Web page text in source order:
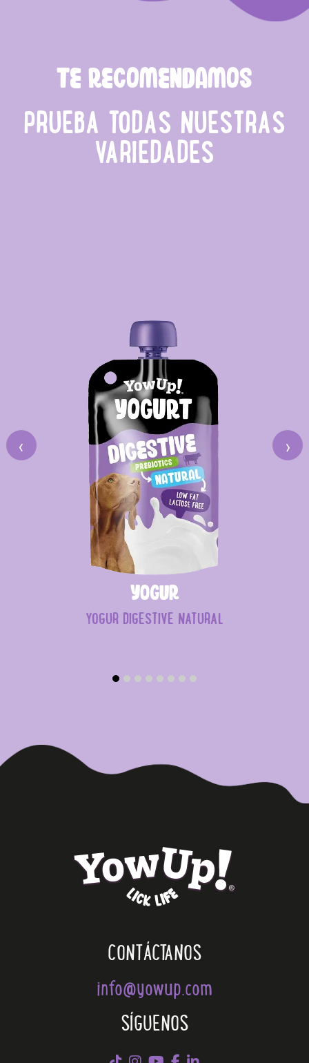
TE RECOMENDAMOS
PRUEBA TODAS NUESTRAS
VARIEDADES
‹
Yogur
YOGUR DIGESTIVE NATURAL
›
CONTÁCTANOS
info@yowup.com
SÍGUENOS